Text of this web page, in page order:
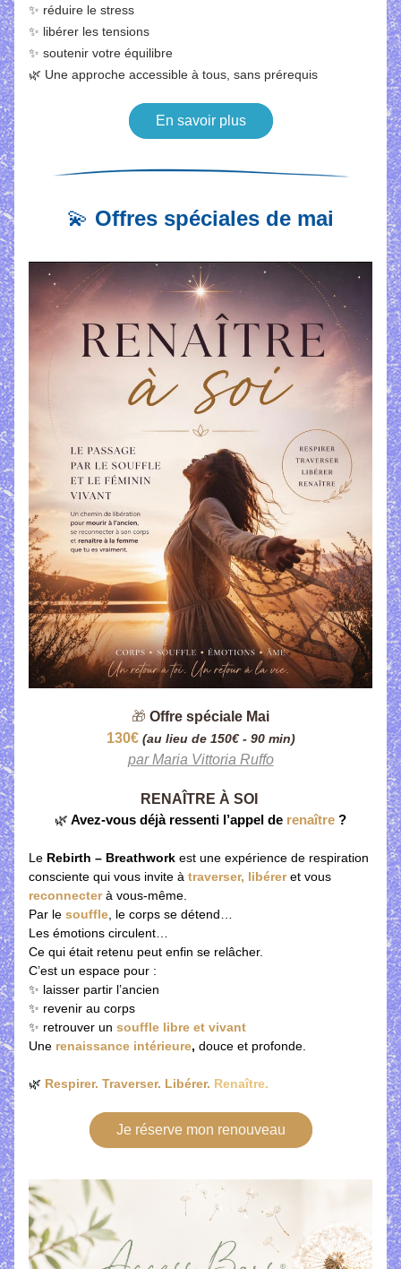
✨ réduire le stress
✨ libérer les tensions
✨ soutenir votre équilibre
🌿 Une approche accessible à tous, sans prérequis
En savoir plus
💫 Offres spéciales de mai
🎁 Offre spéciale Mai
130€ (au lieu de 150€ - 90 min)
par Maria Vittoria Ruffo
RENAÎTRE À SOI
🌿 Avez-vous déjà ressenti l’appel de renaître ?
Le Rebirth – Breathwork est une expérience de respiration
consciente qui vous invite à traverser, libérer
reconnecter à vous-même.
Par le souffle , le corps se détend…
Les émotions circulent…
Ce qui était retenu peut enfin se relâcher.
C’est un espace pour :
✨ laisser partir l’ancien
✨ revenir au corps
✨ retrouver un souffle libre et vivant
Une renaissance intérieure, douce et profonde.
🌿 Respirer. Traverser. Libérer. Renaître.
Je réserve mon renouveau